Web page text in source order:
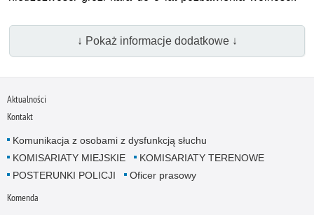
↓ Pokaż informacje dodatkowe ↓
Aktualności
Kontakt
Komunikacja z osobami z dysfunkcją słuchu
KOMISARIATY MIEJSKIE
KOMISARIATY TERENOWE
POSTERUNKI POLICJI
Oficer prasowy
Komenda